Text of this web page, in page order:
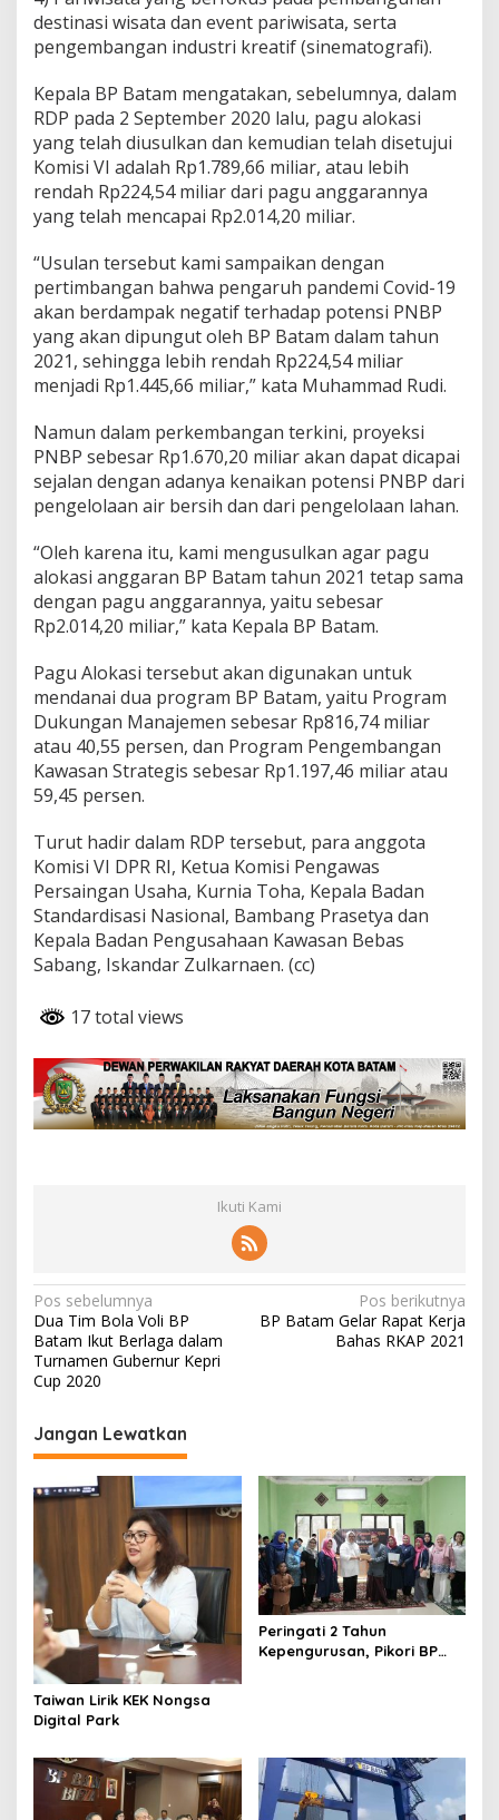
destinasi wisata dan event pariwisata, serta
pengembangan industri kreatif (sinematografi).
Kepala BP Batam mengatakan, sebelumnya, dalam
RDP pada 2 September 2020 lalu, pagu alokasi
yang telah diusulkan dan kemudian telah disetujui
Komisi VI adalah Rp1.789,66 miliar, atau lebih
rendah Rp224,54 miliar dari pagu anggarannya
yang telah mencapai Rp2.014,20 miliar.
“Usulan tersebut kami sampaikan dengan
pertimbangan bahwa pengaruh pandemi Covid-19
akan berdampak negatif terhadap potensi PNBP
yang akan dipungut oleh BP Batam dalam tahun
2021, sehingga lebih rendah Rp224,54 miliar
menjadi Rp1.445,66 miliar,” kata Muhammad Rudi.
Namun dalam perkembangan terkini, proyeksi
PNBP sebesar Rp1.670,20 miliar akan dapat dicapai
sejalan dengan adanya kenaikan potensi PNBP dari
pengelolaan air bersih dan dari pengelolaan lahan.
“Oleh karena itu, kami mengusulkan agar pagu
alokasi anggaran BP Batam tahun 2021 tetap sama
dengan pagu anggarannya, yaitu sebesar
Rp2.014,20 miliar,” kata Kepala BP Batam.
Pagu Alokasi tersebut akan digunakan untuk
mendanai dua program BP Batam, yaitu Program
Dukungan Manajemen sebesar Rp816,74 miliar
atau 40,55 persen, dan Program Pengembangan
Kawasan Strategis sebesar Rp1.197,46 miliar atau
59,45 persen.
Turut hadir dalam RDP tersebut, para anggota
Komisi VI DPR RI, Ketua Komisi Pengawas
Persaingan Usaha, Kurnia Toha, Kepala Badan
Standardisasi Nasional, Bambang Prasetya dan
Kepala Badan Pengusahaan Kawasan Bebas
Sabang, Iskandar Zulkarnaen. (cc)
17 total views
Ikuti Kami
N
a
v
g
a
s
p
o
s
Pos sebelumnya
Dua Tim Bola Voli BP
Batam Ikut Berlaga dalam
Turnamen Gubernur Kepri
Cup 2020
Pos berikutnya
BP Batam Gelar Rapat Kerja
Bahas RKAP 2021
Jangan Lewatkan
Taiwan Lirik KEK Nongsa
Digital Park
Peringati 2 Tahun
Kepengurusan, Pikori BP